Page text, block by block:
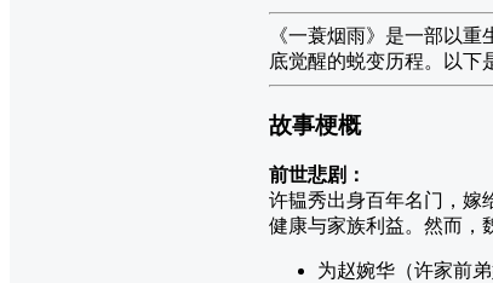
《一蓑烟雨》是一部以
底觉醒的蜕变历程。以下
故事梗概
前世悲剧：
许韫秀出身百年名门，嫁
健康与家族利益。然而，
为赵婉华（许家前